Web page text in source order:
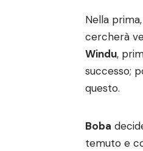
Nella
cercherà
Windu,
successo;
questo.
Boba
temuto e